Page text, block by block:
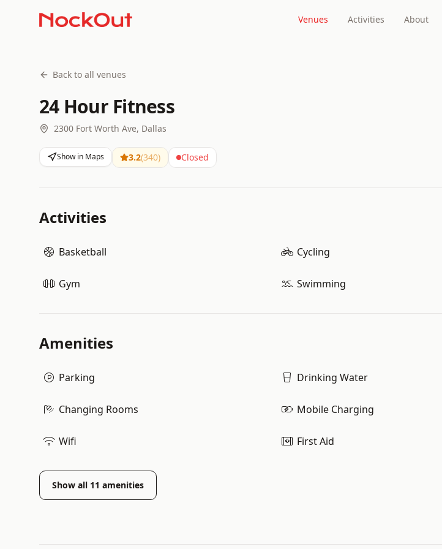
Venues Activities About
Back to all venues
24 Hour Fitness
2300 Fort Worth Ave, Dallas
Show in Maps 3.2(340) Closed
Activities
Basketball Cycling
Gym Swimming
Amenities
Parking Drinking Water
Changing Rooms Mobile Charging
Wifi First Aid
Show all 11 amenities